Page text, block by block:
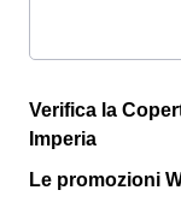
Verifica la
Imperia
Le promozioni